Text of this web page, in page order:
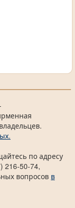
по адресу
216-50-74,
вопросов в